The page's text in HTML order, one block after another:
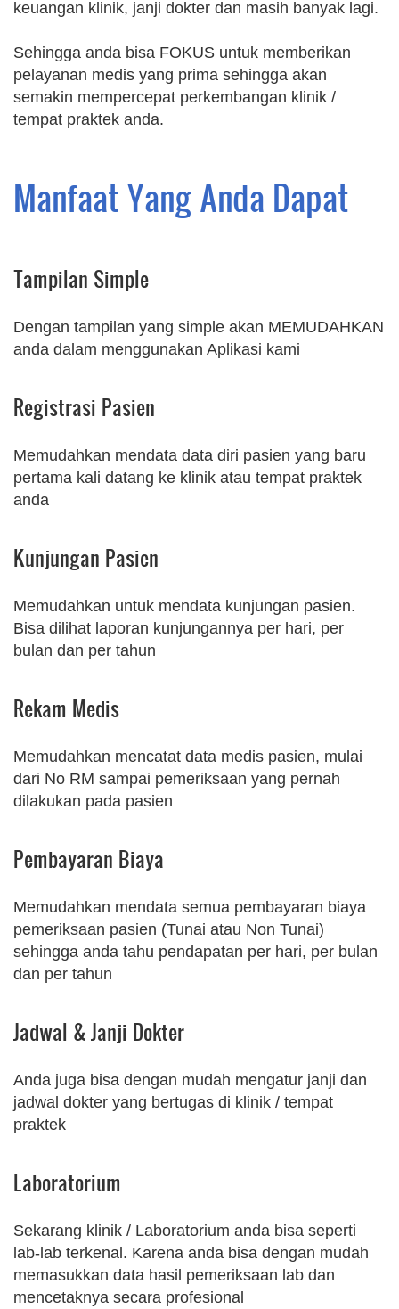
keuangan klinik, janji dokter dan masih banyak lagi.
Sehingga anda bisa FOKUS untuk memberikan
pelayanan medis yang prima sehingga akan
semakin mempercepat perkembangan klinik /
tempat praktek anda.
Manfaat Yang Anda Dapat
Tampilan Simple
Dengan tampilan yang simple akan MEMUDAHKAN
anda dalam menggunakan Aplikasi kami
Registrasi Pasien
Memudahkan mendata data diri pasien yang baru
pertama kali datang ke klinik atau tempat praktek
anda
Kunjungan Pasien
Memudahkan untuk mendata kunjungan pasien.
Bisa dilihat laporan kunjungannya per hari, per
bulan dan per tahun
Rekam Medis
Memudahkan mencatat data medis pasien, mulai
dari No RM sampai pemeriksaan yang pernah
dilakukan pada pasien
Pembayaran Biaya
Memudahkan mendata semua pembayaran biaya
pemeriksaan pasien (Tunai atau Non Tunai)
sehingga anda tahu pendapatan per hari, per bulan
dan per tahun
Jadwal & Janji Dokter
Anda juga bisa dengan mudah mengatur janji dan
jadwal dokter yang bertugas di klinik / tempat
praktek
Laboratorium
Sekarang klinik / Laboratorium anda bisa seperti
lab-lab terkenal. Karena anda bisa dengan mudah
memasukkan data hasil pemeriksaan lab dan
mencetaknya secara profesional